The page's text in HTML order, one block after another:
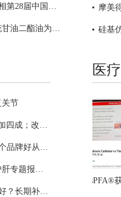
四素五净 上海悦之素食品有限公司 亮相第28届中国国际焙烤展
从传统食用油到健康厨房革命：长寿花甘油二酯油为何能够引领中国食用油升级浪潮
关节
近350万人数据：吸烟让脂肪肝风险增加四成；改用电子烟后，有害物大幅下降
2026基于专利与临床循证: 麦角硫因哪个品牌好从女性卵巢储备功能解析GeneIII仅三四大核心优势
2026科学循证麦角硫因哪个品牌好：护肝专题报告 从成分风险排雷到内修外防，解析GeneIII仅三双重护肝机制
2026科学循证指南: 麦角硫因哪个品牌好？长期补充安全性与FDA机构批准150mg剂量深度解析
医